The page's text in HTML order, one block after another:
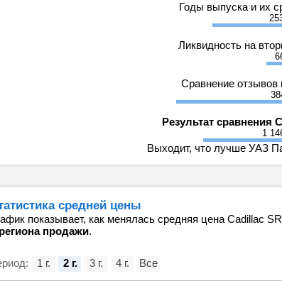
Годы выпуска и их
Ликвидность на
Сравнение отзывов
Результат сравнения
1
Выходит, что лучше УАЗ
средней цены
показывает, как менялась средняя цена Cadillac
продажи.
1 г. 2 г. 3 г. 4 г. Все